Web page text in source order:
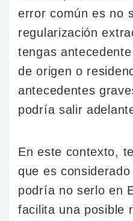
error común es no
regularización
tengas
de origen o
antecedentes
podría salir
En este contexto,
que es
podría no serlo en
facilita una posible